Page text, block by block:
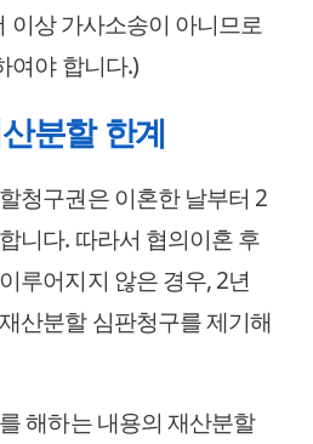
이상 가사소송이 아니므로
여야 합니다.)
분할 한계
청구권은 이혼한 날부터 2
니다. 따라서 협의이혼 후
루어지지 않은 경우, 2년
산분할 심판청구를 제기해
해하는 내용의 재산분할